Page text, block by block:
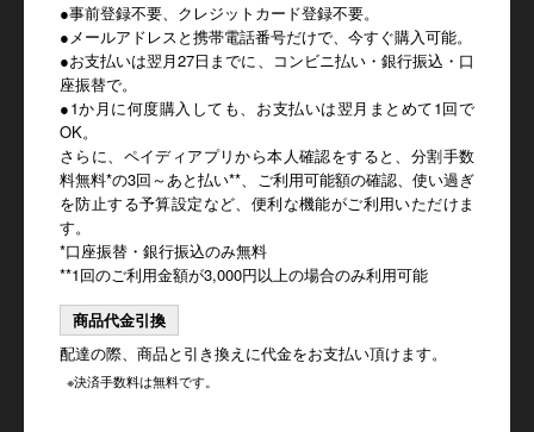
●事前登録不要、クレジットカード登録不要。
●メールアドレスと携帯電話番号だけで、今すぐ購入可能。
●お支払いは翌月27日までに、コンビニ払い・銀行振込・口
座振替で。
●1か月に何度購入しても、お支払いは翌月まとめて1回で
OK。
さらに、ペイディアプリから本人確認をすると、分割手数
料無料*の3回～あと払い**、ご利用可能額の確認、使い過ぎ
を防止する予算設定など、便利な機能がご利用いただけま
す。
*口座振替・銀行振込のみ無料
**1回のご利用金額が3,000円以上の場合のみ利用可能
商品代金引換
配達の際、商品と引き換えに代金をお支払い頂けます。
※決済手数料は無料です。